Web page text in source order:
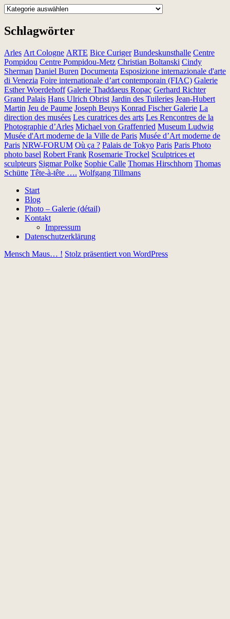
Kategorien
Schlagwörter
Arles Art Cologne ARTE Bice Curiger Bundeskunsthalle Centre
Pompidou Centre Pompidou-Metz Christian Boltanski Cindy
Sherman Daniel Buren Documenta Esposizione internazionale d'arte
di Venezia Foire internationale d’art contemporain (FIAC) Galerie
Esther Woerdehoff Galerie Thaddaeus Ropac Gerhard Richter
Grand Palais Hans Ulrich Obrist Jardin des Tuileries Jean-Hubert
Martin Jeu de Paume Joseph Beuys Konrad Fischer Galerie La
direction des musées Les curatrices des arts Les Rencontres de la
Photographie d’Arles Michael von Graffenried Museum Ludwig
Musée d'Art moderne de la Ville de Paris Musée d’Art moderne de
Paris NRW-FORUM Où ça ? Palais de Tokyo Paris Paris Photo
photo basel Robert Frank Rosemarie Trockel Sculptrices et
sculpteurs Sigmar Polke Sophie Calle Thomas Hirschhorn Thomas
Schütte Tête-à-tête …. Wolfgang Tillmans
Start
Blog
Photo – Galerie (détail)
Kontakt
Impressum
Datenschutzerklärung
Mensch Maus… ! Stolz präsentiert von WordPress